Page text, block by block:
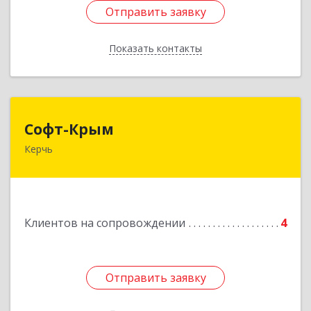
Отправить заявку
Показать контакты
Отправить заявку
Назад
Софт-Крым
Керчь
Клиентов на сопровождении 4
Отправить заявку
Республика Калмыкия, г. Элиста, ул. Губаревича,
Отправить заявку